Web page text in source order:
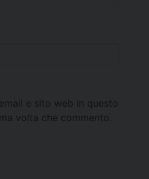
e sito web in questo
volta che commento.